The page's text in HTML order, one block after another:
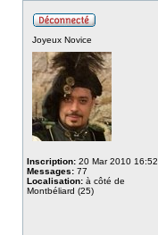
Joyeux Novice
Inscription: 20 Mar 2010 16:52
Messages: 77
Localisation: à côté de
Montbéliard (25)